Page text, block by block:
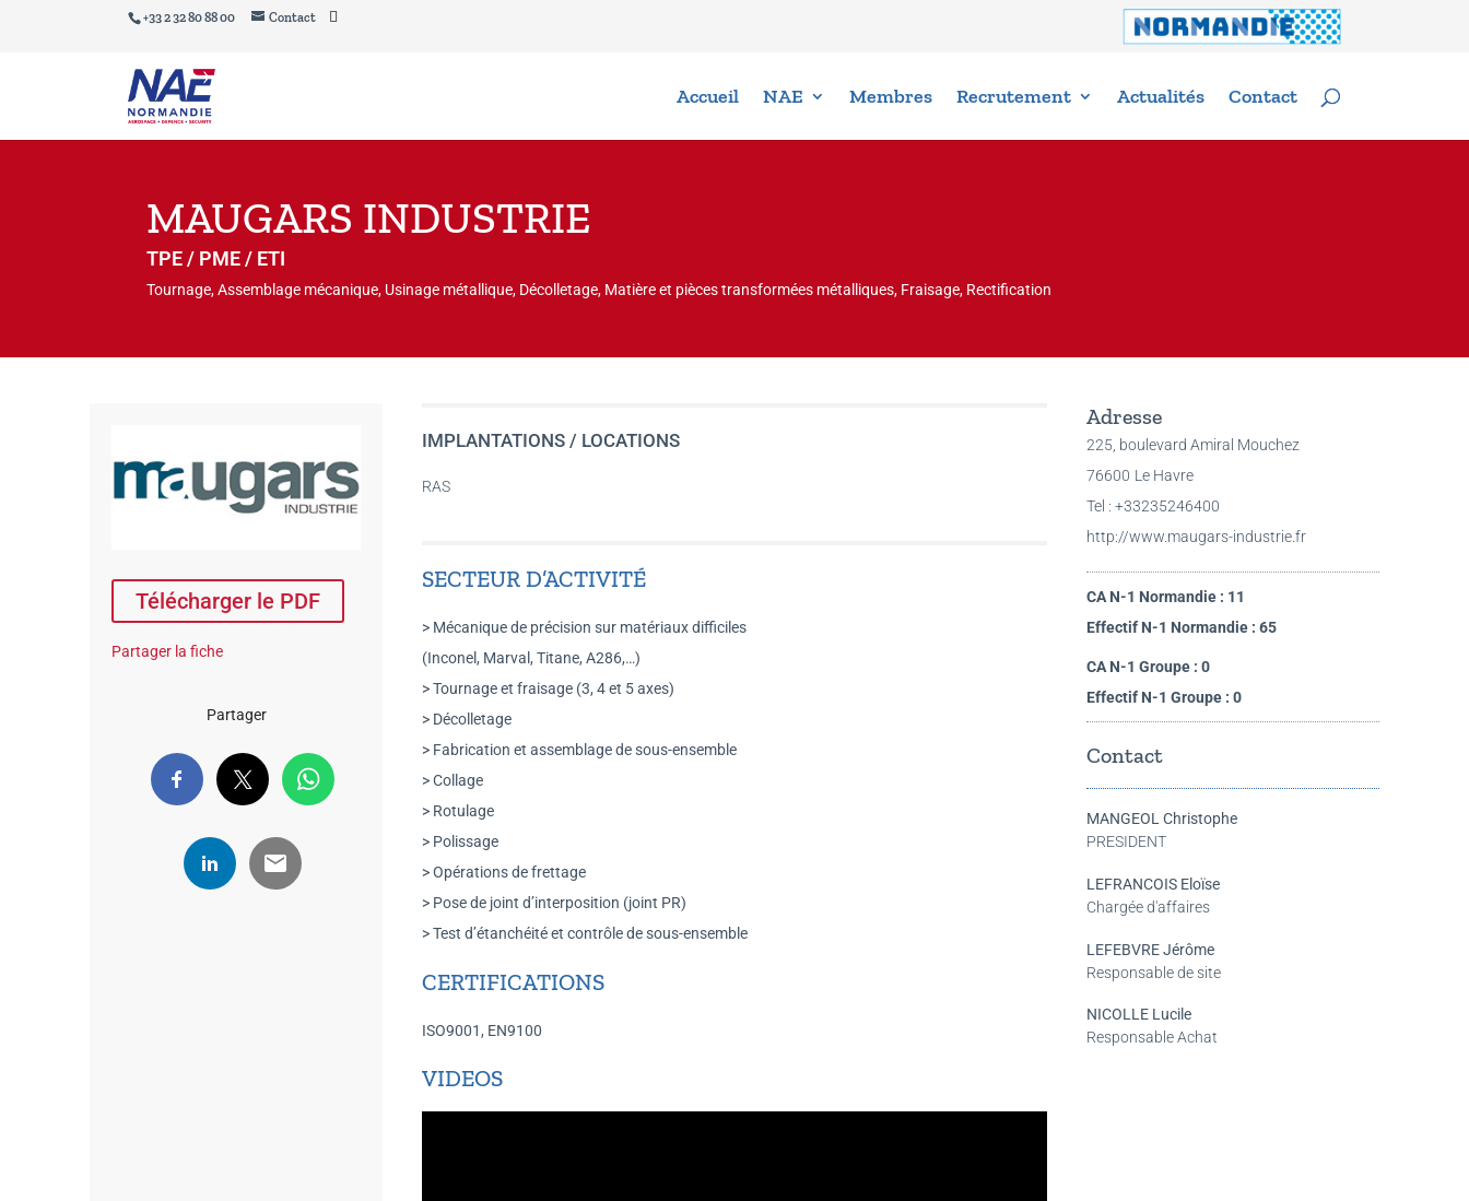
+33 2 32 80 88 00 Contact
Accueil NAE Membres Recrutement Actualités Contact
MAUGARS INDUSTRIE
TPE / PME / ETI
Tournage, Assemblage mécanique, Usinage métallique, Décolletage, Matière et pièces transformées métalliques, Fraisage, Rectification
Télécharger le PDF
Partager la fiche
Partager
IMPLANTATIONS / LOCATIONS
RAS
SECTEUR D’ACTIVITÉ
> Mécanique de précision sur matériaux difficiles
(Inconel, Marval, Titane, A286,…)
> Tournage et fraisage (3, 4 et 5 axes)
> Décolletage
> Fabrication et assemblage de sous-ensemble
> Collage
> Rotulage
> Polissage
> Opérations de frettage
> Pose de joint d’interposition (joint PR)
> Test d’étanchéité et contrôle de sous-ensemble
CERTIFICATIONS
ISO9001, EN9100
VIDEOS
Adresse
225, boulevard Amiral Mouchez
76600 Le Havre
Tel : +33235246400
http://www.maugars-industrie.fr
CA N-1 Normandie : 11
Effectif N-1 Normandie : 65
CA N-1 Groupe : 0
Effectif N-1 Groupe : 0
Contact
MANGEOL Christophe
PRESIDENT
LEFRANCOIS Eloïse
Chargée d'affaires
LEFEBVRE Jérôme
Responsable de site
NICOLLE Lucile
Responsable Achat